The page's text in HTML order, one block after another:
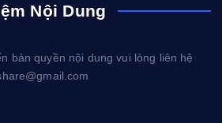
Nội Dung
bản quyền nội dung vui lòng liên hệ